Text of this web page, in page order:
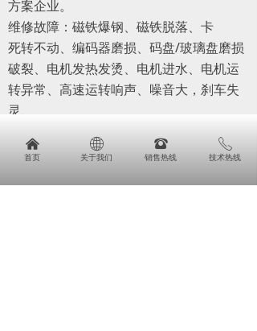
낀 ꄓ 뀵 ꂅ
方案企业。
维修故障：磁铁爆钢、磁铁脱落、卡
死转不动、编码器磨损、码盘/玻璃盘磨损
破裂、电机发热发烫、电机进水、电机运
转异常、高速运转响声、噪音大，刹车失
灵、
常低速偏差、启动报警、启动跳闸、过
낀
首页
ꄓ
关于我们
뀰
销售热线
ꂅ
技术热线